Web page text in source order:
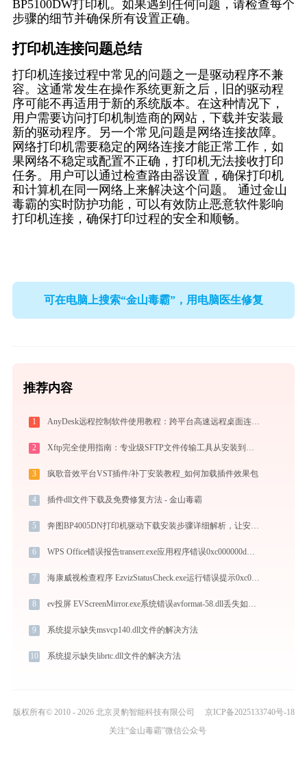
BP5100DW打印机。如果遇到任何问题，请检查每个
步骤的细节并确保所有设置正确。
打印机连接问题总结
打印机连接过程中常见的问题之一是驱动程序不兼
容。这通常发生在操作系统更新之后，旧的驱动程
序可能不再适用于新的系统版本。在这种情况下，
用户需要访问打印机制造商的网站，下载并安装最
新的驱动程序。另一个常见问题是网络连接故障。
网络打印机需要稳定的网络连接才能正常工作，如
果网络不稳定或配置不正确，打印机无法接收打印
任务。用户可以通过检查路由器设置，确保打印机
和计算机在同一网络上来解决这个问题。 通过金山
毒霸的实时防护功能，可以有效防止恶意软件影响
打印机连接，确保打印过程的安全和顺畅。
可在电脑上搜索“金山毒霸”，用电脑医生修复
推荐内容
1 AnyDesk远程控制软件使用教程：跨平台高速远程桌面连接完全指南
2 Xftp完全使用指南：专业级SFTP文件传输工具从安装到精通（2026最新）
3 疯歌音效平台VST插件/补丁安装教程_如何加载插件效果包
4 插件dll文件下载及免费修复方法 - 金山毒霸
5 奔图BP4005DN打印机驱动下载安装步骤详细解析，让安装更简单
6 WPS Office错误报告transerr.exe应用程序错误0xc000000d解决方法
7 海康威视检查程序 EzvizStatusCheck.exe运行错误提示0xc0000005的解决办法
8 ev投屏 EVScreenMirror.exe系统错误avformat-58.dll丢失如何解决
9 系统提示缺失msvcp140.dll文件的解决方法
10 系统提示缺失librtc.dll文件的解决方法
版权所有© 2010 - 2026 北京灵豹智能科技有限公司
京ICP备2025133740号-18
关注“金山毒霸”微信公众号